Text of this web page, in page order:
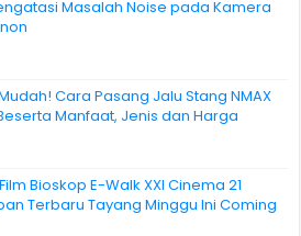
Masalah Noise pada Kamera
Cara Pasang Jalu Stang NMAX
Manfaat, Jenis dan Harga
Bioskop E-Walk XXI Cinema 21
Terbaru Tayang Minggu Ini Coming